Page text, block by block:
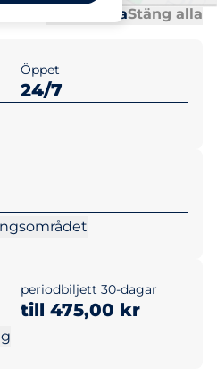
Öppna allaStäng alla
Öppet
24/7
periodbiljett 30-dagar
till 475,00 kr